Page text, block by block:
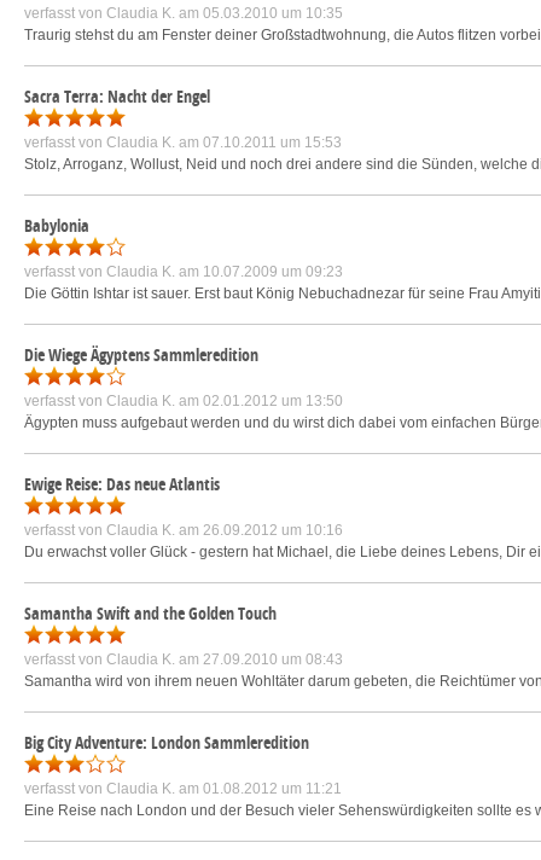
verfasst von Claudia K. am 05.03.2010 um 10:35
Traurig stehst du am Fenster deiner Großstadtwohnung, die Autos flitzen
Sacra Terra: Nacht der Engel
verfasst von Claudia K. am 07.10.2011 um 15:53
Stolz, Arroganz, Wollust, Neid und noch drei andere sind die Sünden,
Babylonia
verfasst von Claudia K. am 10.07.2009 um 09:23
Die Göttin Ishtar ist sauer. Erst baut König Nebuchadnezar für seine Frau
Die Wiege Ägyptens Sammleredition
verfasst von Claudia K. am 02.01.2012 um 13:50
Ägypten muss aufgebaut werden und du wirst dich dabei vom einfachen
Ewige Reise: Das neue Atlantis
verfasst von Claudia K. am 26.09.2012 um 10:16
Du erwachst voller Glück - gestern hat Michael, die Liebe deines Lebens, Dir
Samantha Swift and the Golden Touch
verfasst von Claudia K. am 27.09.2010 um 08:43
Samantha wird von ihrem neuen Wohltäter darum gebeten, die Reichtümer
Big City Adventure: London Sammleredition
verfasst von Claudia K. am 01.08.2012 um 11:21
Eine Reise nach London und der Besuch vieler Sehenswürdigkeiten sollte